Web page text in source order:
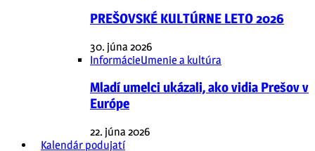
PREŠOVSKÉ KULTÚRNE LETO 2026
30. júna 2026
InformácieUmenie a kultúra
Mladí umelci ukázali, ako vidia Prešov v
Európe
22. júna 2026
Kalendár podujatí